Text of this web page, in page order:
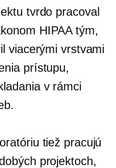
tvrdo pracoval
HIPAA tým,
viacerými vrstvami
prístupu,
v rámci
tiež pracujú
projektoch,